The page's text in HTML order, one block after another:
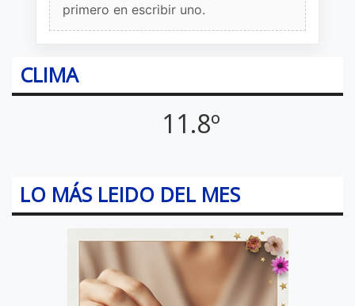
primero en escribir uno.
CLIMA
11.8º
LO MÁS LEIDO DEL MES